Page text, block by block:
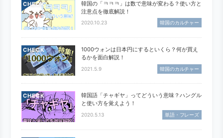
CHECK
韓国の「ㅋㅋㅋ」は数で意味が変わる？使い方と
注意点を徹底解説！
2020.10.23 韓国のカルチャー
CHECK
1000ウォンは日本円にするといくら？何が買え
るかを面白解説！
2021.5.9 韓国のカルチャー
CHECK
韓国語「チャギヤ」ってどういう意味？ハングル
と使い方を覚えよう！
2020.5.13 単語・フレーズ